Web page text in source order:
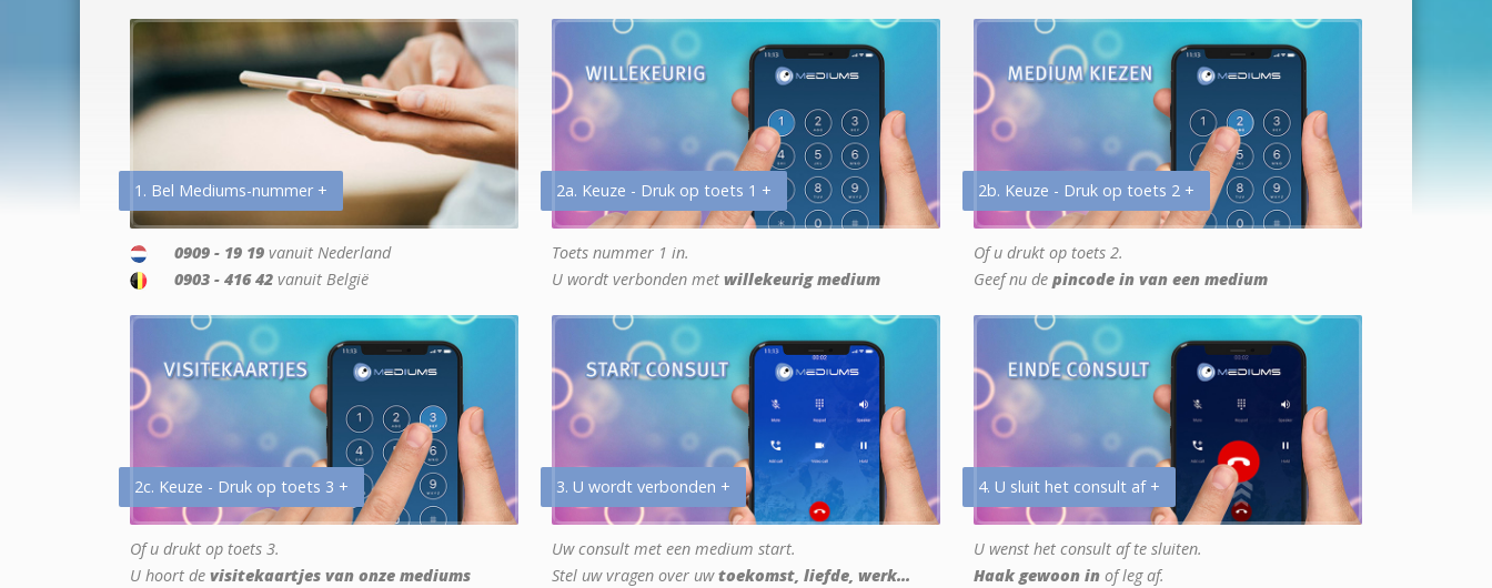
1. Bel Mediums-nummer +
0909 - 19 19 vanuit Nederland
0903 - 416 42 vanuit België
2a. Keuze - Druk op toets 1 +
Toets nummer 1 in.
U wordt verbonden met willekeurig medium
2b. Keuze - Druk op toets 2 +
Of u drukt op toets 2.
Geef nu de pincode in van een medium
2c. Keuze - Druk op toets 3 +
Of u drukt op toets 3.
U hoort de visitekaartjes van onze mediums
3. U wordt verbonden +
Uw consult met een medium start.
Stel uw vragen over uwtoekomst, liefde, werk...
4. U sluit het consult af +
U wenst het consult af te sluiten.
Haak gewoon in of leg af.